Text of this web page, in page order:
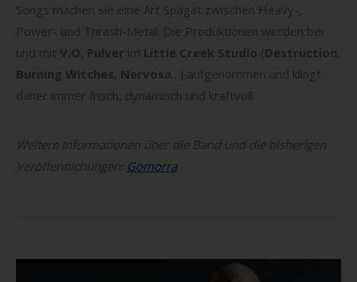
Songs machen sie eine Art Spagat zwischen Heavy-,
Power- und Thrash-Metal. Die Produktionen werden bei
und mit V.O. Pulver im Little Creek Studio ( Destruction
Burning Witches Nervosa …) aufgenommen und klingt
daher immer frisch, dynamisch und kraftvoll.
Weitere Informationen über die Band und die bisherigen
Veröffentlichungen: Gomorra